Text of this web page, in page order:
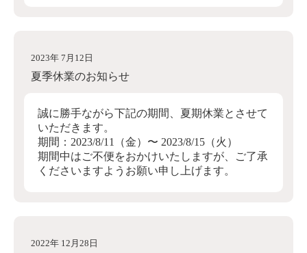
2023年 7月12日
夏季休業のお知らせ
誠に勝手ながら下記の期間、夏期休業とさせて
いただきます。
期間：2023/8/11（金）〜 2023/8/15（火）
期間中はご不便をおかけいたしますが、ご了承
くださいますようお願い申し上げます。
2022年 12月28日